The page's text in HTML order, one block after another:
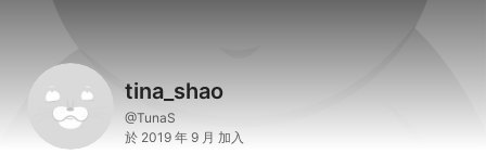
tina_shao
@TunaS
於 2019 年 9 月 加入